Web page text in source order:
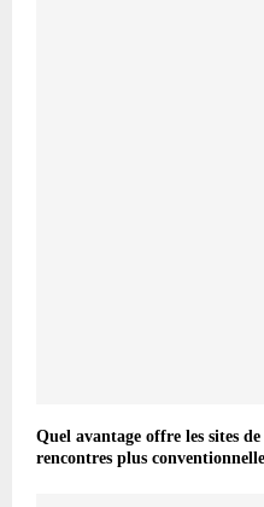
Quel avantage offre les sites
rencontres plus